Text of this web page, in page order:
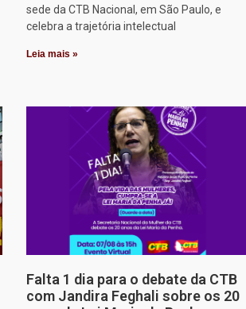
sede da CTB Nacional, em São Paulo, e
celebra a trajetória intelectual
Leia mais »
Falta 1 dia para o debate da CTB
com Jandira Feghali sobre os 20